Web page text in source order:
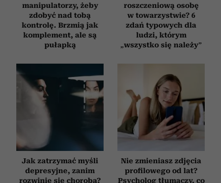
manipulatorzy, żeby
zdobyć nad tobą
kontrolę. Brzmią jak
komplement, ale są
pułapką
roszczeniową osobę
w towarzystwie? 6
zdań typowych dla
ludzi, którym
„wszystko się należy”
Jak zatrzymać myśli
depresyjne, zanim
rozwinie się choroba?
Nie zmieniasz zdjęcia
profilowego od lat?
Psycholog tłumaczy, co